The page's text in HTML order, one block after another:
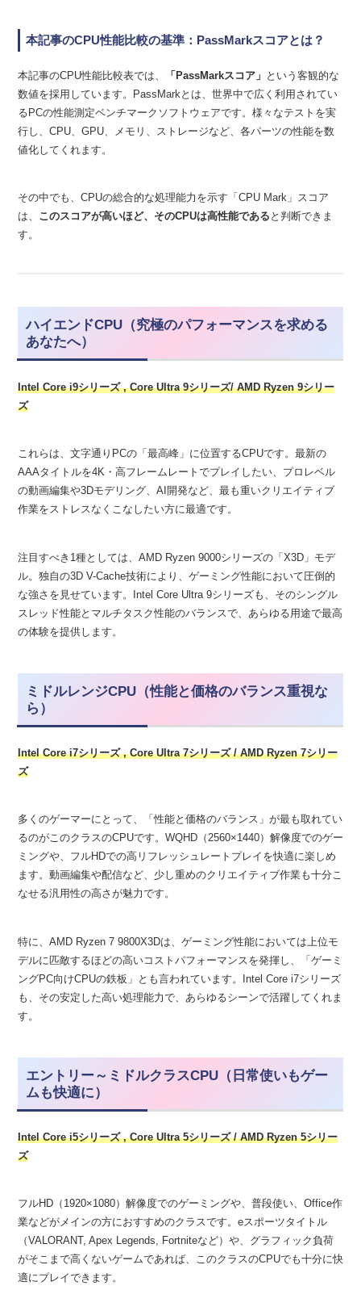
本記事のCPU性能比較の基準：PassMarkスコアとは？
本記事のCPU性能比較表では、 「PassMarkスコア」 という客観的な
数値を採用しています。PassMarkとは、世界中で広く利用されてい
るPCの性能測定ベンチマークソフトウェアです。様々なテストを実
行し、CPU、GPU、メモリ、ストレージなど、各パーツの性能を数
値化してくれます。
その中でも、CPUの総合的な処理能力を示す「CPU Mark」スコア
は、 このスコアが高いほど、そのCPUは高性能である と判断できま
す。
ハイエンドCPU（究極のパフォーマンスを求める
あなたへ）
Intel Core i9シリーズ ,CoreUltra 9シリーズ/ AMD Ryzen 9シリー
ズ
これらは、文字通りPCの「最高峰」に位置するCPUです。最新の
AAAタイトルを4K・高フレームレートでプレイしたい、プロレベル
の動画編集や3Dモデリング、AI開発など、最も重いクリエイティブ
作業をストレスなくこなしたい方に最適です。
注目すべき1種としては、AMD Ryzen 9000シリーズの「X3D」モデ
ル。独自の3D V-Cache技術により、ゲーミング性能において圧倒的
な強さを見せています。Intel Core Ultra 9シリーズも、そのシングル
スレッド性能とマルチタスク性能のバランスで、あらゆる用途で最高
の体験を提供します。
ミドルレンジCPU（性能と価格のバランス重視な
ら）
Intel Core i7シリーズ,Core Ultra7シリーズ/ AMD Ryzen 7シリー
ズ
多くのゲーマーにとって、「性能と価格のバランス」が最も取れてい
るのがこのクラスのCPUです。WQHD（2560×1440）解像度でのゲー
ミングや、フルHDでの高リフレッシュレートプレイを快適に楽しめ
ます。動画編集や配信など、少し重めのクリエイティブ作業も十分こ
なせる汎用性の高さが魅力です。
特に、AMD Ryzen 7 9800X3Dは、ゲーミング性能においては上位モ
デルに匹敵するほどの高いコストパフォーマンスを発揮し、「ゲーミ
ングPC向けCPUの鉄板」とも言われています。Intel Core i7シリーズ
も、その安定した高い処理能力で、あらゆるシーンで活躍してくれま
す。
エントリー～ミドルクラスCPU（日常使いもゲー
ムも快適に）
Intel Core i5シリーズ,Core Ultra5シリーズ/ AMD Ryzen 5シリー
ズ
フルHD（1920×1080）解像度でのゲーミングや、普段使い、Office作
業などがメインの方におすすめのクラスです。eスポーツタイトル
（VALORANT, Apex Legends, Fortniteなど）や、グラフィック負荷
がそこまで高くないゲームであれば、このクラスのCPUでも十分に快
適にプレイできます。